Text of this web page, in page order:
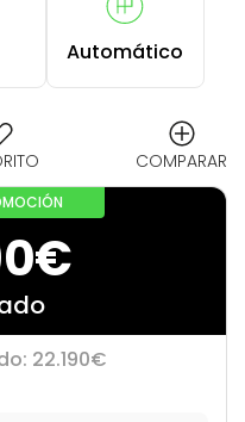
Automático
COMPARAR
22.190€